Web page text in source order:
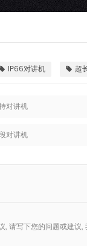
IP66对讲机 超
对讲机
对讲机
, 请写下您的问题或建议,